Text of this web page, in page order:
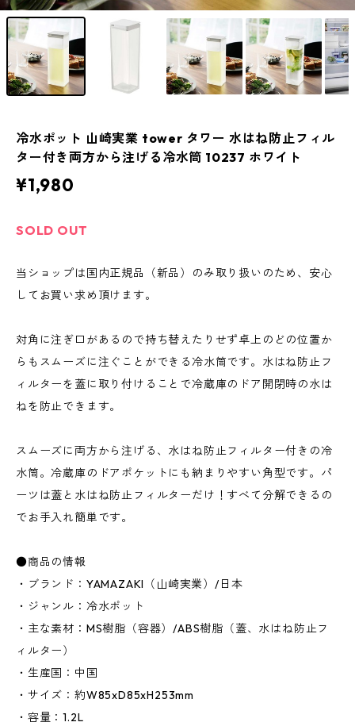
冷水ポット 山崎実業 tower タワー 水はね防止フィル
ター付き両方から注げる冷水筒 10237 ホワイト
¥1,980
SOLD OUT
当ショップは国内正規品（新品）のみ取り扱いのため、安心
してお買い求め頂けます。
対角に注ぎ口があるので持ち替えたりせず卓上のどの位置か
らもスムーズに注ぐことができる冷水筒です。水はね防止フ
ィルターを蓋に取り付けることで冷蔵庫のドア開閉時の水は
ねを防止できます。
スムーズに両方から注げる、水はね防止フィルター付きの冷
水筒。冷蔵庫のドアポケットにも納まりやすい角型です。パ
ーツは蓋と水はね防止フィルターだけ！すべて分解できるの
でお手入れ簡単です。
●商品の情報
・ブランド：YAMAZAKI（山崎実業）/日本
・ジャンル：冷水ポット
・主な素材：MS樹脂（容器）/ABS樹脂（蓋、水はね防止フ
ィルター）
・生産国：中国
・サイズ：約W85xD85xH253mm
・容量：1.2L